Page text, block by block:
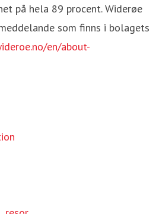
på hela 89 procent. Widerøe
som finns i bolagets
en/about-